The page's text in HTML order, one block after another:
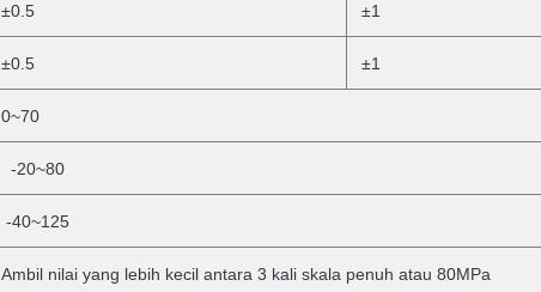
±0.5 ±1
±0.5 ±1
0~70
-20~80
-40~125
Ambil nilai yang lebih kecil antara 3 kali skala penuh atau 80MPa